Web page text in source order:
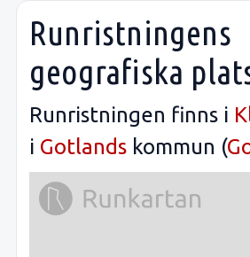
Runristningens
geografiska
Runristningen finns i
i Gotlands kommun (